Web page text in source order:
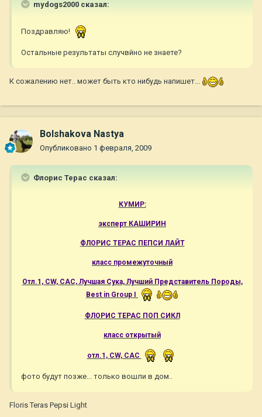
mydogs2000 сказал:
Поздравляю!
Остальные результаты случвйно не знаете?
К сожалению нет.. может быть кто нибудь напишет...
Bolshakova Nastya
Опубликовано 1 февраля, 2009
Флорис Терас сказал:
КУМИР:
эксперт КАШИРИН
ФЛОРИС ТЕРАС ПЕПСИ ЛАЙТ
класс промежуточный
Отл.1, CW, САС, Лучшая Сука, Лучший Представитель Породы,
Best in Group I
ФЛОРИС ТЕРАС ПОП СИКЛ
класс открытый
отл.1, CW, САС
фото будут позже... только вошли в дом..
Floris Teras Pepsi Light